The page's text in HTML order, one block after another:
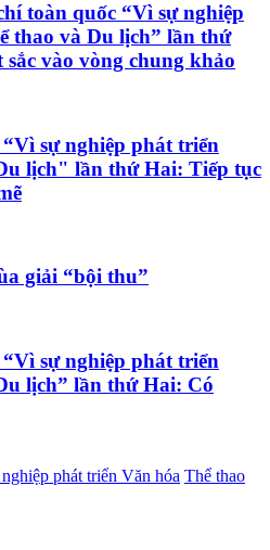
toàn quốc “Vì sự nghiệp
thao và Du lịch” lần thứ
vào vòng chung khảo
sự nghiệp phát triển
lịch" lần thứ Hai: Tiếp tục
giải “bội thu”
sự nghiệp phát triển
lịch” lần thứ Hai: Có
phát triển Văn hóa Thể thao